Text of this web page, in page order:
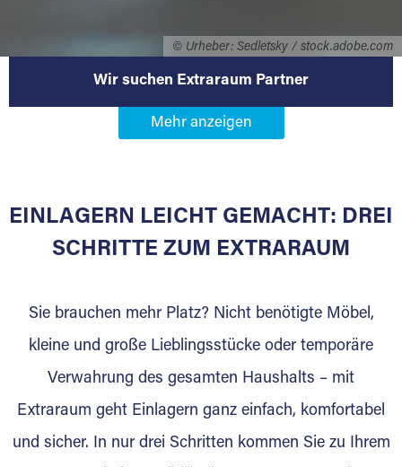
© Urheber: Sedletsky / stock.adobe.com
Wir suchen Extraraum Partner
Werden Sie Extraraum Partner in
Sie bieten Kunden Lagerraum zur Miete, der
für die Einlagerung von Umzugsgut gebaut
Lagerkunden und Vermietungen.
Ihre Vorteile als Extraraum Partner:
Marktgerechte Preise
Digitale Buchungsplattform
Gewinnung von Neukunden
EINLAGERN LEICHT GEMACHT: DREI
SCHRITTE ZUM EXTRARAUM
Sie brauchen mehr Platz? Nicht benötigte Möbel,
kleine und große Lieblingsstücke oder temporäre
Verwahrung des gesamten Haushalts – mit
Extraraum geht Einlagern ganz einfach, komfortabel
und sicher. In nur drei Schritten kommen Sie zu Ihrem